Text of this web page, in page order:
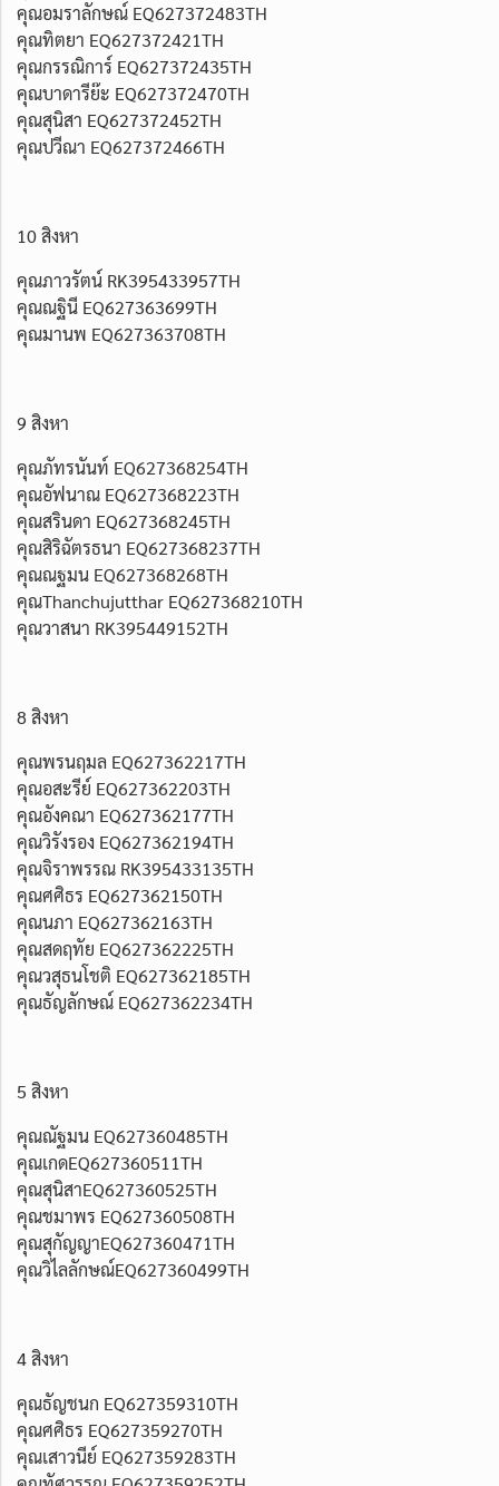
คุณอมราลักษณ์ EQ627372483TH
คุณทิตยา EQ627372421TH
คุณกรรณิการ์ EQ627372435TH
คุณบาดารีย๊ะ EQ627372470TH
คุณสุนิสา EQ627372452TH
คุณปวีณา EQ627372466TH
10 สิงหา
คุณภาวรัตน์ RK395433957TH
คุณณฐินี EQ627363699TH
คุณมานพ EQ627363708TH
9 สิงหา
คุณภัทรนันท์ EQ627368254TH
คุณอัฟนาณ EQ627368223TH
คุณสรินดา EQ627368245TH
คุณสิริฉัตรธนา EQ627368237TH
คุณณฐมน EQ627368268TH
คุณThanchujutthar EQ627368210TH
คุณวาสนา RK395449152TH
8 สิงหา
คุณพรนฤมล EQ627362217TH
คุณอสะรีย์ EQ627362203TH
คุณอังคณา EQ627362177TH
คุณวิรังรอง EQ627362194TH
คุณจิราพรรณ RK395433135TH
คุณศศิธร EQ627362150TH
คุณนภา EQ627362163TH
คุณสดฤทัย EQ627362225TH
คุณวสุธนโชติ EQ627362185TH
คุณธัญลักษณ์ EQ627362234TH
5 สิงหา
คุณณัฐมน EQ627360485TH
คุณเกดEQ627360511TH
คุณสุนิสาEQ627360525TH
คุณชมาพร EQ627360508TH
คุณสุกัญญาEQ627360471TH
คุณวิไลลักษณ์EQ627360499TH
4 สิงหา
คุณธัญชนก EQ627359310TH
คุณศศิธร EQ627359270TH
คุณเสาวนีย์ EQ627359283TH